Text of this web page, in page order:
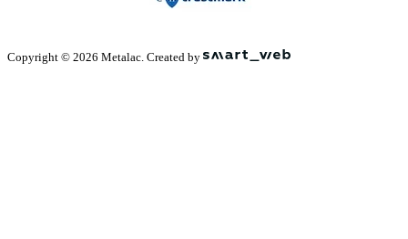
Copyright © 2026 Metalac. Created by